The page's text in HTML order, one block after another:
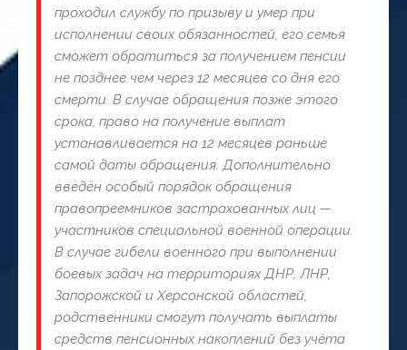
проходил службу по призыву и умер при
исполнении своих обязанностей, его семья
сможет обратиться за получением пенсии
не позднее чем через 12 месяцев со дня его
смерти. В случае обращения позже этого
срока, право на получение выплат
устанавливается на 12 месяцев раньше
самой даты обращения. Дополнительно
введён особый порядок обращения
правопреемников застрахованных лиц —
участников специальной военной операции.
В случае гибели военного при выполнении
боевых задач на территориях ДНР, ЛНР,
Запорожской и Херсонской областей,
родственники смогут получать выплаты
средств пенсионных накоплений без учёта